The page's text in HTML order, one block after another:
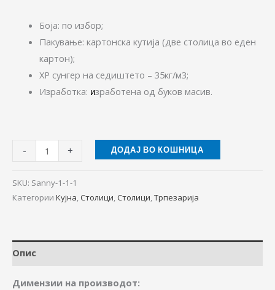
Боја: по избор;
Пакување: картонска кутија (две столица во еден
картон);
ХР сунгер на седиштето – 35кг/м3;
Изработка: изработена од буков масив.
- + ДОДАЈ ВО КОШНИЦА
SKU: Sanny-1-1-1
Категории Кујна, Столици, Столици,Трпезарија
Опис
Димензии на производот: